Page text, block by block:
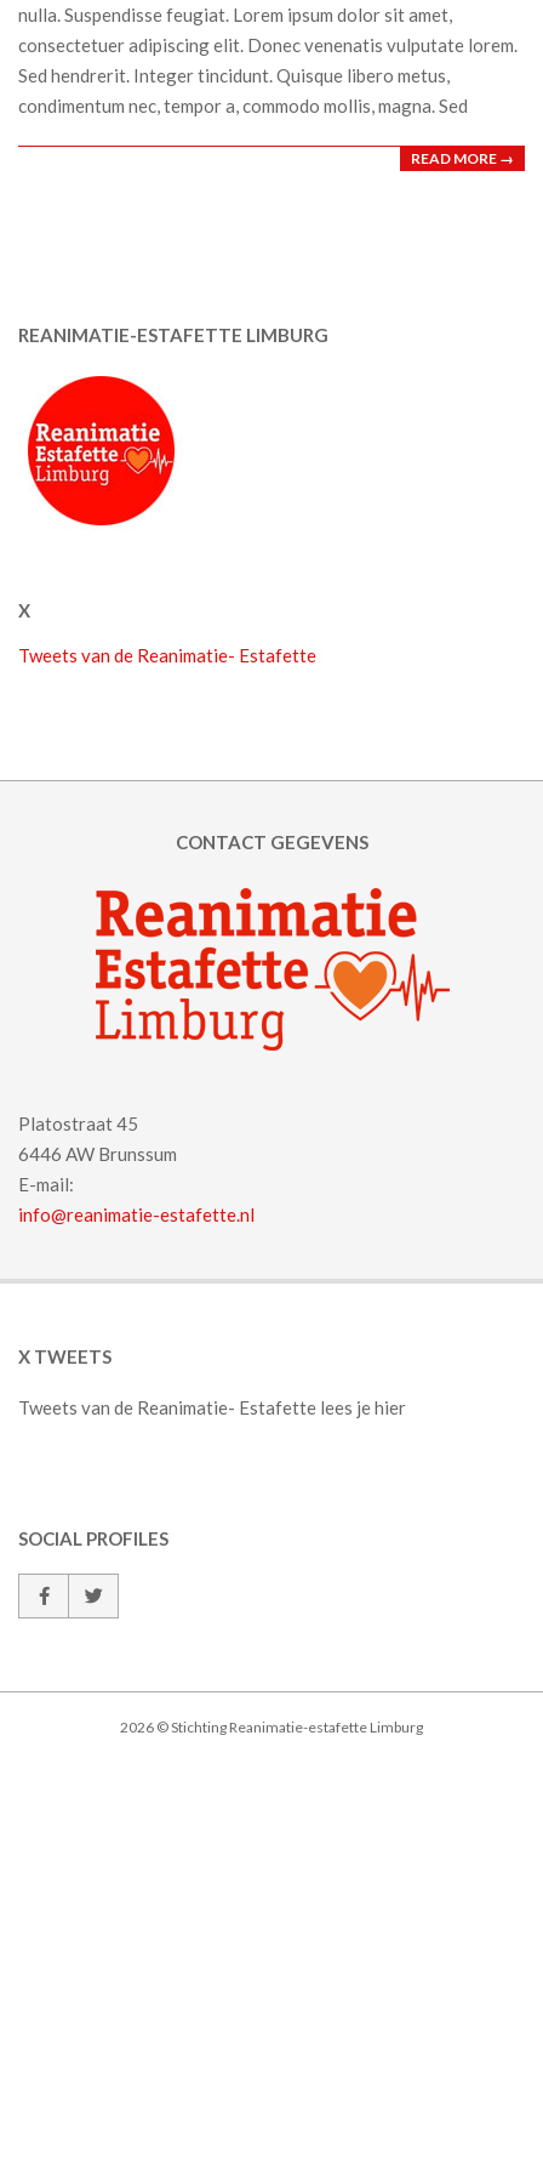
nulla. Suspendisse feugiat. Lorem ipsum dolor sit amet,
consectetuer adipiscing elit. Donec venenatis vulputate lorem.
Sed hendrerit. Integer tincidunt. Quisque libero metus,
condimentum nec, tempor a, commodo mollis, magna. Sed
READ MORE →
REANIMATIE-ESTAFETTE LIMBURG
X
Tweets van de Reanimatie- Estafette
CONTACT GEGEVENS
Platostraat 45
6446 AW Brunssum
E-mail:
info@reanimatie-estafette.nl
X TWEETS
Tweets van de Reanimatie- Estafette lees je hier
SOCIAL PROFILES
2026 © Stichting Reanimatie-estafette Limburg